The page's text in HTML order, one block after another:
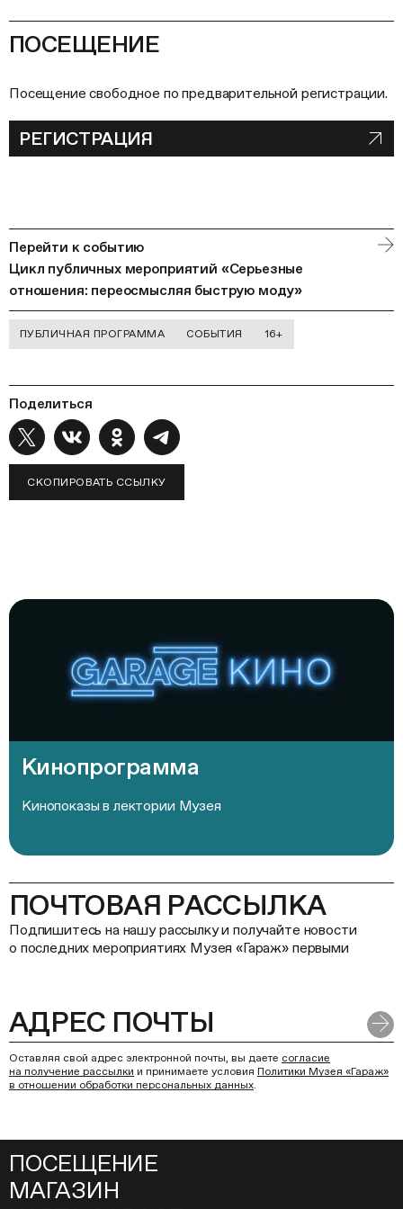
ПОСЕЩЕНИЕ
Посещение свободное по предварительной регистрации.
РЕГИСТРАЦИЯ
Перейти к событию
Цикл публичных мероприятий «Серьезные
отношения: переосмысляя быструю моду»
ПУБЛИЧНАЯ ПРОГРАММА СОБЫТИЯ 16+
Поделиться
СКОПИРОВАТЬ ССЫЛКУ
Кинопрограмма
Кинопоказы в лектории Музея
ПОЧТОВАЯ РАССЫЛКА
Подпишитесь на нашу рассылку и получайте новости
о последних мероприятиях Музея «Гараж» первыми
Оставляя свой адрес электронной почты, вы даете согласие
на получение рассылки и принимаете условия Политики Музея «Гараж»
в отношении обработки персональных данных.
ПОСЕЩЕНИЕ
МАГАЗИН